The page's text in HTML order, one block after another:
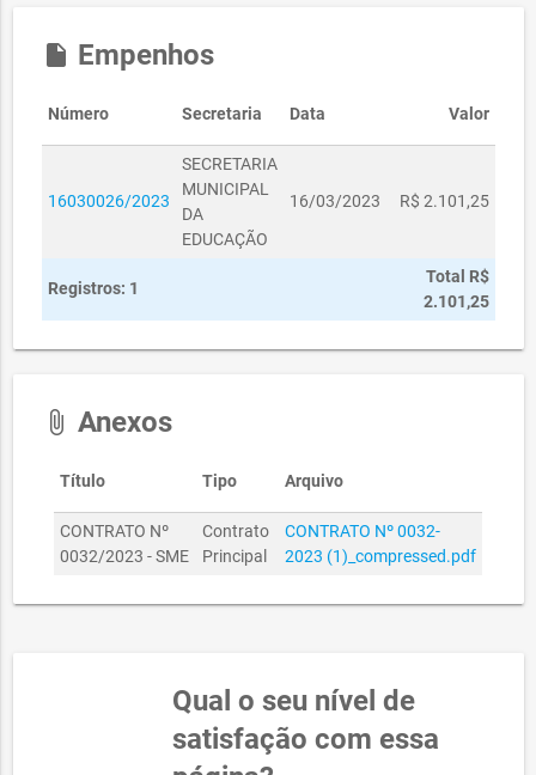
insert_drive_file Empenhos
Número Secretaria Data Valor
16030026/2023
SECRETARIA
MUNICIPAL
DA
EDUCAÇÃO
16/03/2023 R$ 2.101,25
Registros: 1
Total R$
2.101,25
attach_file Anexos
Título Tipo Arquivo
CONTRATO Nº
0032/2023 - SME
Contrato
Principal
CONTRATO Nº 0032-
2023 (1)_compressed.pdf
Qual o seu nível de
satisfação com essa